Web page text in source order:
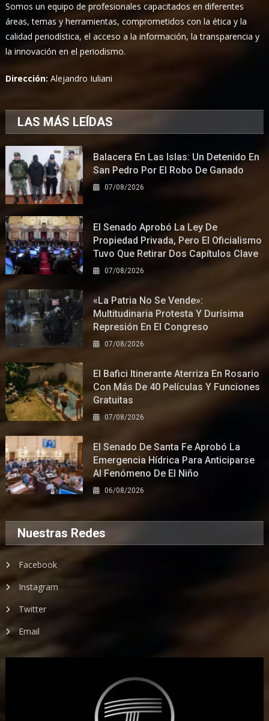
Somos un equipo de profesionales capacitados en diferentes
áreas, temas y herramientas, comprometidos con la ética y la
calidad periodística, el acceso a la información, la transparencia y
la innovación en el periodismo.
Dirección:Alejandro Iuliani
LAS MÁS LEÍDAS
Balacera En Las Islas: Un Detenido En
San Pedro Por El Robo De Ganado
07/08/2026
El Senado Aprobó La Ley De
Propiedad Privada, Pero El Oficialismo
Tuvo Que Retirar Dos Capítulos Clave
07/08/2026
«La Patria No Se Vende»:
Multitudinaria Protesta Y Durísima
Represión En El Congreso
07/08/2026
El Bafici Itinerante Aterriza En Rosario
Con Más De 40 Películas Y Funciones
Gratuitas
07/08/2026
El Senado De Santa Fe Aprobó La
Emergencia Hídrica Para Anticiparse
Al Fenómeno De El Niño
06/08/2026
Nuestras Redes
Facebook
Instagram
Twitter
Email